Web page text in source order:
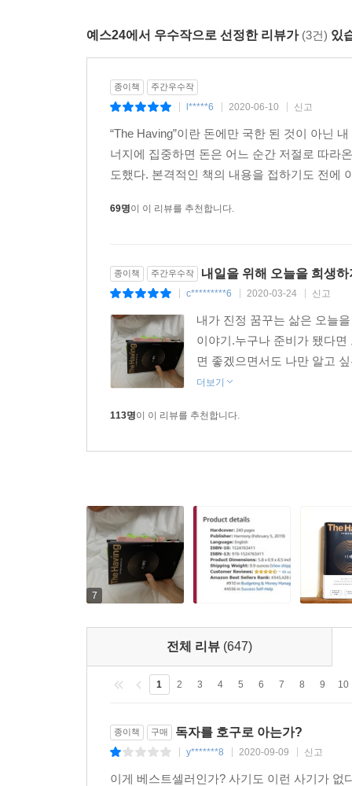
“행운은 우리의 노력에 곱셈이 되는 것이지 덧셈이
“때론 기다림도 필요합니다. 여기서 기다리는
자신에게 투자하는 적극적인 기다림입니다. 기
반드시 가장 큰 과실을 딸 수 있답니다.”
-본문 중에서
이 책은 전직 기자인 홍주연이 행운의 구루 이서
부자가 되는 방법에 대한 질문에 이서윤은 쉽
이 책은 평범한 한 사람이 Having을 배우고 실
소개한다. 이 책을 읽고 ‘Having 노트’, ‘Having
“인생을 바꾼 책”, “완전히 새로운 시각”… 서구 독
마음가짐을 다듬으며 원하는 것을 얻는 놀라운 가
일으키도록 돕는다. 이 책을 먼저 읽은 해외 독자
“오디오북을 세 번 듣고 가족들에게 반드시 읽어
Italy)
“책이 안내하는 대로 따르기 시작한 뒤부터 삶에
들어오고 있다!(Elisha Sander, Canada)
또한 《더 해빙》의 가능성을 처음 알아본 출판
하는지에 대해 알려주는 가장 새로운 책이다.
자처했다. 책의 미국 출판을 담당한 펭귄랜덤하
삶을 변화시킬 것”이라고 자신했다.
예스24에서 우수작으로 선정한 리뷰가 (3건) 있
종이책 주간우수작
l*****6 2020-06-10 신고
“The Having”이란 돈에만 국한 된 것이 아닌
너지에 집중하면 돈은 어느 순간 저절로 따라
도했다. 본격적인 책의 내용을 접하기도 전에
69명이 이 리뷰를 추천합니다.
종이책 주간우수작 내일을 위해 오늘을 희생
c*********6 2020-03-24 신고
내가 진정 꿈꾸는 삶은 오늘
이야기.누구나 준비가 됐다
면 좋겠으면서도 나만 알고
더보기
113명이 이 리뷰를 추천합니다.
7
전체 리뷰 (647)
1 2 3 4 5 6 7 8 9 10
종이책 구매 독자를 호구로 아는가?
y*******8 2020-09-09 신고
이게 베스트셀러인가? 사기도 이런 사기가